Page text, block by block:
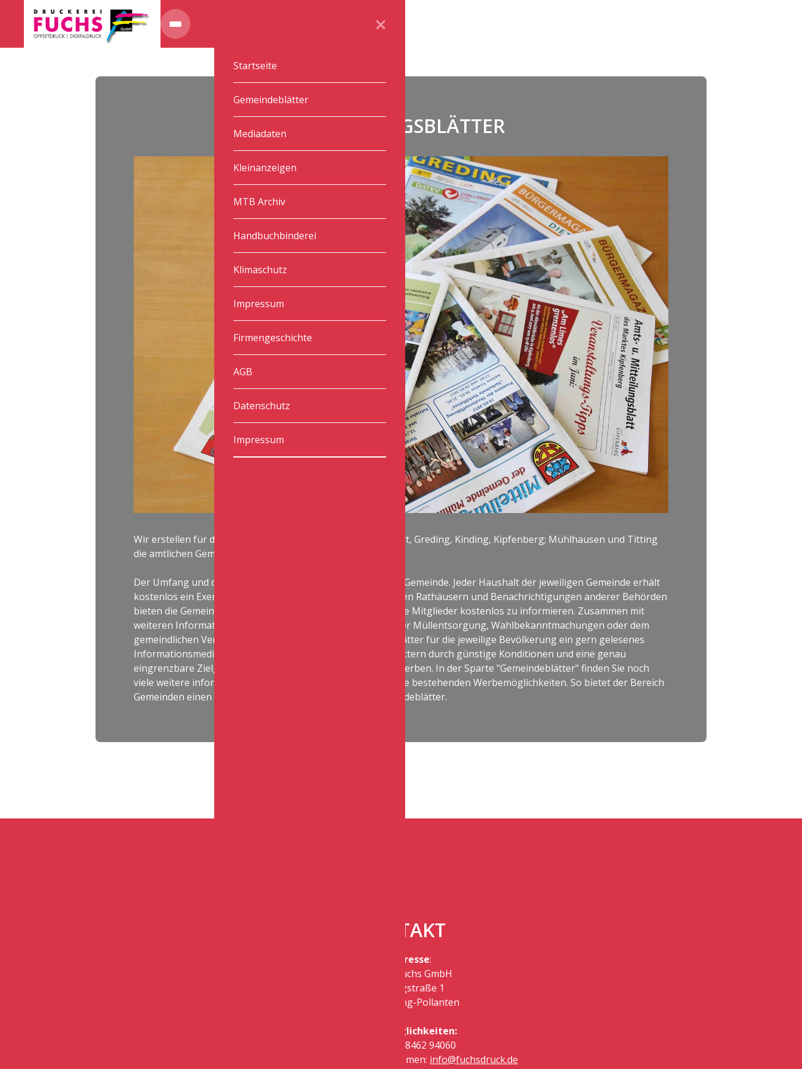
Startseite
Gemeindeblätter
Mediadaten
Kleinanzeigen
MTB Archiv
Handbuchbinderei
Klimaschutz
Impressum
Firmengeschichte
AGB
Datenschutz
Impressum
MITTEILUNGSBLÄTTER
Wir erstellen für die Gemeinden Berching, Beilngries, Dietfurt, Greding, Kinding, Kipfenberg; Mühlhausen und Titting
die amtlichen Gemeindeblätter.
Der Umfang und die Auflage variiert dabei von Gemeinde zu Gemeinde. Jeder Haushalt der jeweiligen Gemeinde erhält
kostenlos ein Exemplar. Neben amtlichen Nachrichten aus den Rathäusern und Benachrichtigungen anderer Behörden
bieten die Gemeindeblätter auch Vereinen eine Plattform ihre Mitglieder kostenlos zu informieren. Zusammen mit
weiteren Informationen wie den Standesamtsnachrichten, der Müllentsorgung, Wahlbekanntmachungen oder dem
gemeindlichen Veranstaltungskalender sind die Gemeindeblätter für die jeweilige Bevölkerung ein gern gelesenes
Informationsmedium. Unternehmen bieten die Gemeindeblättern durch günstige Konditionen und eine genau
eingrenzbare Zielgruppe eine interessante Möglichkeit zu werben. In der Sparte "Gemeindeblätter" finden Sie noch
viele weitere informationen über die Gemeindeblätter und die bestehenden Werbemöglichkeiten. So bietet der Bereich
Gemeinden einen detailierten Blick auf die einzelnen Gemeindeblätter.
KONTAKT
Postadresse:
Druckerei Fuchs GmbH
Gutenbergstraße 1
92334 Berching-Pollanten
Kontaktmöglichkeiten:
Telefon: +49 8462 94060
E-Mail bei allgemeinen Themen: info@fuchsdruck.de